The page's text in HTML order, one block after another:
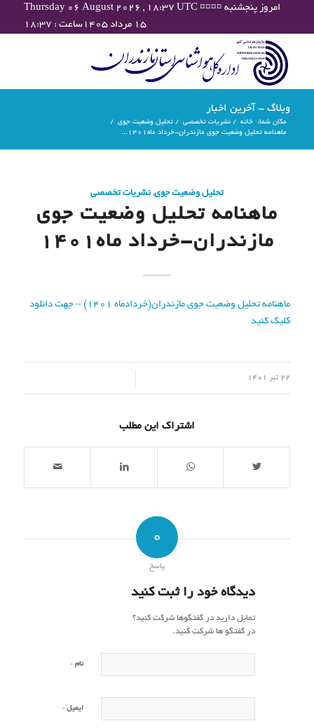
Thursday 06 August 2026 , 18:37 UTC ¤¤¤¤ امروز پنجشنبه
۱۵ مرداد ۱۴۰۵ساعت : ۱۸:۳۷
وبلاگ - آخرین اخبار
مکان شما: خانه / نشریات تخصصی / تحلیل وضعیت جوی /
ماهنامه تحلیل وضعیت جوی مازندران-خرداد ماه۱۴۰۱...
تحلیل وضعیت جوی,نشریات تخصصی
ماهنامه تحلیل وضعیت جوی
مازندران-خرداد ماه۱۴۰۱
ماهنامه تحلیل وضعیت جوی مازندران(خردادماه 1401) – جهت دانلود
کلیک کنید
22 تیر 1401
اشتراک این مطلب
0
پاسخ
دیدگاه خود را ثبت کنید
تمایل دارید در گفتگوها شرکت کنید؟
در گفتگو ها شرکت کنید.
نام *
ایمیل *